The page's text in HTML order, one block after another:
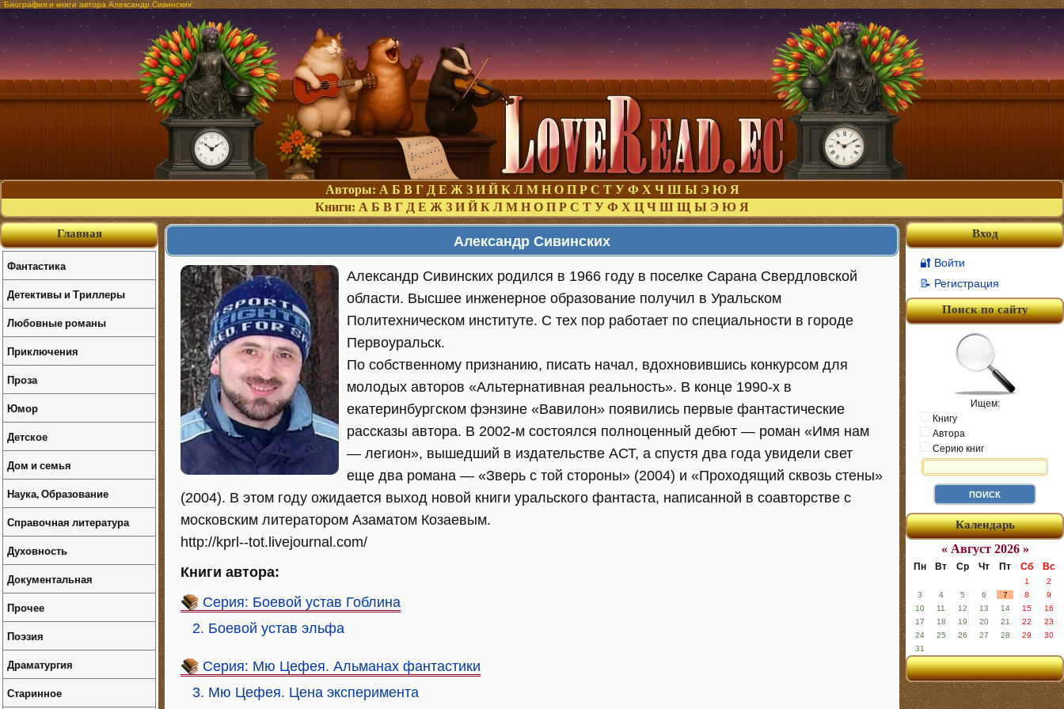
Биография и книги автора Александр Сивинских
Авторы: А Б В Г Д Е Ж З И Й К Л М Н О П Р С Т У Ф Х Ч Ш Ы Э Ю Я
Книги: А Б В Г Д Е Ж З И Й К Л М Н О П Р С Т У Ф Х Ц Ч Ш Щ Ы Э Ю Я
Александр Сивинских
Александр Сивинских родился в 1966 году в поселке Сарана Свердловской
области. Высшее инженерное образование получил в Уральском
Политехническом институте. С тех пор работает по специальности в городе
Первоуральск.
По собственному признанию, писать начал, вдохновившись конкурсом для
молодых авторов «Альтернативная реальность». В конце 1990-х в
екатеринбургском фэнзине «Вавилон» появились первые фантастические
рассказы автора. В 2002-м состоялся полноценный дебют — роман «Имя нам
— легион», вышедший в издательстве АСТ, а спустя два года увидели свет
еще два романа — «Зверь с той стороны» (2004) и «Проходящий сквозь стены»
(2004). В этом году ожидается выход новой книги уральского фантаста, написанной в соавторстве с
московским литератором Азаматом Козаевым.
http://kprl--tot.livejournal.com/
Книги автора:
Серия: Боевой устав Гоблина
2. Боевой устав эльфа
Серия: Мю Цефея. Альманах фантастики
3. Мю Цефея. Цена эксперимента
Вход
🔐 Войти
📝 Регистрация
Поиск по сайту
Ищем:
Книгу
Автора
Серию книг
Календарь
« Август 2026 »
Пн Вт Ср Чт Пт Сб Вс
1
2
3
4 5 6 7 8
9
10
11 12 13 14 15
16
17
18 19 20 21 22
23
24
25 26 27 28 29
30
31
Главная
Фантастика
Детективы и Триллеры
Любовные романы
Приключения
Проза
Юмор
Детское
Дом и семья
Наука, Образование
Справочная литература
Духовность
Документальная
Прочее
Поэзия
Драматургия
Старинное